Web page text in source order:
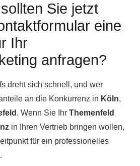
Sie jetzt
eine
Ihr
anfragen?
dreht sich schnell, und wer
an die Konkurrenz in Köln,
. Wenn Sie Ihr Themenfeld
in Ihren Vertrieb bringen wollen,
für ein professionelles